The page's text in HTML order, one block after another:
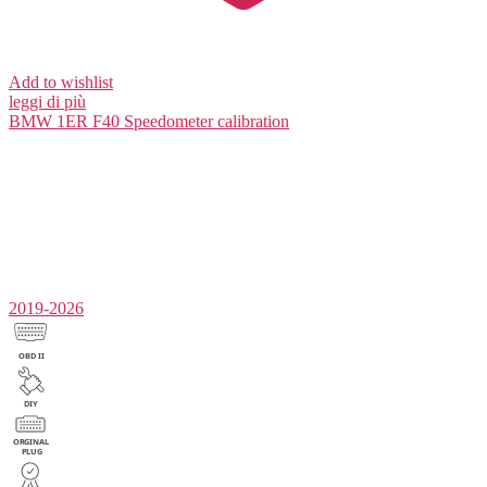
Add to wishlist
leggi di più
BMW 1ER F40 Speedometer calibration
2019-2026